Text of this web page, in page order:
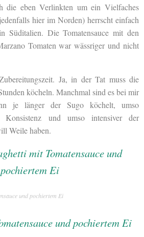
die eben Verlinkten um ein Vielfaches
hier im Norden) herrscht einfach
Süditalien. Die Tomatensauce mit den
Tomaten war wässriger und nicht
Ja, in der Tat muss die
köcheln. Manchmal sind es bei mir
je länger der Sugo köchelt, umso
und umso intensiver der
Weile haben.
und pochiertem Ei